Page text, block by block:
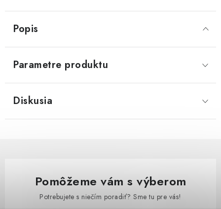
Popis
Parametre produktu
Diskusia
Pomôžeme vám s výberom
Potrebujete s niečím poradiť? Sme tu pre vás!